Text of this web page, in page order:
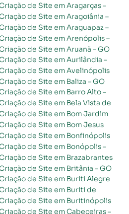
de Site em Aruanã – GO
de Site em Baliza – GO
de Site em Britânia – GO